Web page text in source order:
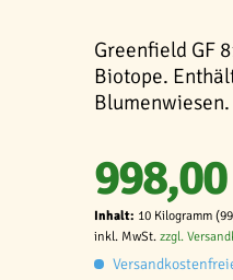
Greenfield GF
Biotope.
Inhalt: 10 Kilogramm
inkl. MwSt. zzgl.